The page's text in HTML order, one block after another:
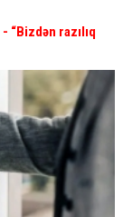
- “Bizdən razılıq